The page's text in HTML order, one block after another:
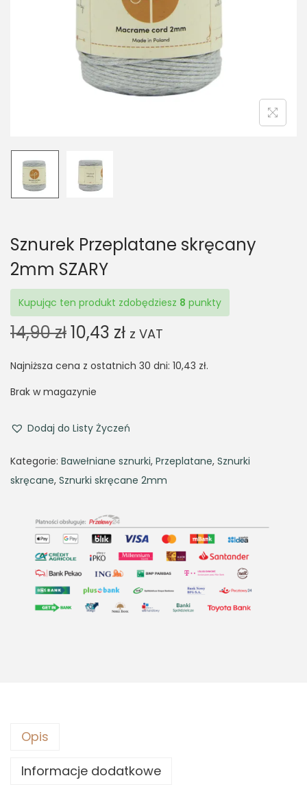
t
i
o
n
t
Sznurek Przeplatane skręcany
2mm SZARY
Kupując ten produkt zdobędziesz 8 punkty
14,90złO
i
g
n
l
p
i
c
e
w
a
z
10,43 złC
r
n
p
r
c
e
i
1
.
z VAT
Najniższa cena z ostatnich 30 dni: 10,43 zł.
Brak w magazynie
Dodaj do Listy Życzeń
Kategorie: Bawełniane sznurki, Przeplatane, Sznurki
skręcane, Sznurki skręcane 2mm
Opis
Informacje dodatkowe